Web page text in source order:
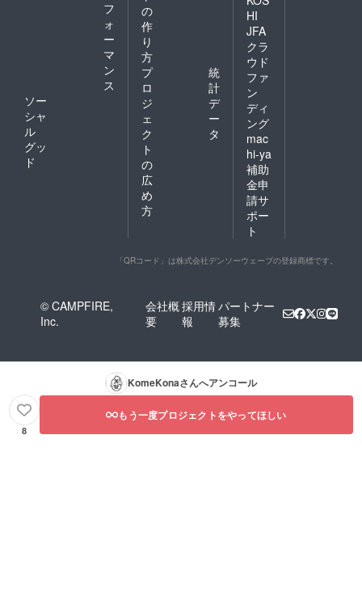
フ
ォ
ー
マ
ン
ス
ソー
シャ
ル
グッ
ド
の
作
り
方
プ
ロ
ジ
ェ
ク
ト
の
広
め
方
統
計
デ
ー
タ
HI
JFA
クラ
ウド
ファ
ン
ディ
ング
mac
hi-ya
補助
金申
請サ
ポー
ト
「QRコード」は株式会社デンソーウェーブの登録商標です。
© CAMPFIRE,
Inc.
会社概
要
採用情
報
パートナー
募集
KomeKonaさんへアンコール
8
もう一度プロジェクトをやってほしい